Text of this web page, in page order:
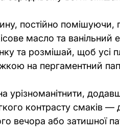
постійно помішуючи,
масло та ванільний
та розмішай, щоб
на пергаментний
урізноманітнити,
контрасту смаків —
вечора або затишної